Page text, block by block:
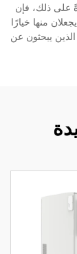
على ذلك، فإن
منها خيارًا
الذين يبحثون عن